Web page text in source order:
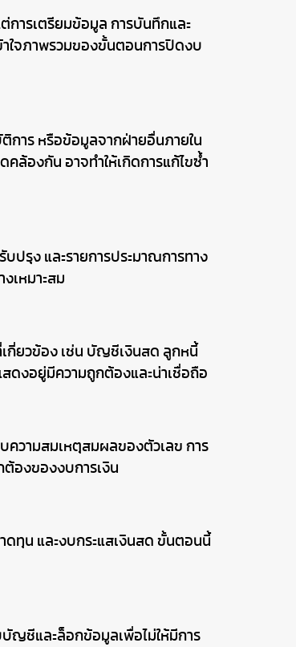
การเตรียมข้อมูล การบันทึกและ
ใจภาพรวมของขั้นตอนการปิดงบ
การ หรือข้อมูลจากฝ่ายอื่นภายใน
ล้องกัน อาจทำให้เกิดการแก้ไขซ้ำ
ปรุง และรายการประมาณการทาง
เหมาะสม
ยวข้อง เช่น บัญชีเงินสด ลูกหนี้
ดงอยู่มีความถูกต้องและน่าเชื่อถือ
วามสมเหตุสมผลของตัวเลข การ
องของงบการเงิน
ดทุน และงบกระแสเงินสด ขั้นตอนนี้
ญชีและล็อกข้อมูลเพื่อไม่ให้มีการ